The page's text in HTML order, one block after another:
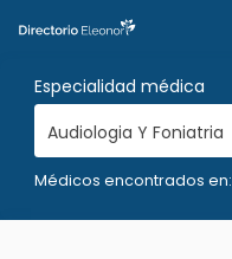
Especialidad médica
Audiologia Y Foniatria
Médicos encontrados en: